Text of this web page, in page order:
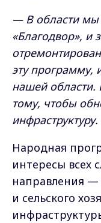
— В области мы
«Благодвор», и
эту программу,
нашей области.
тому, чтобы
инфраструктуру.
Народная
интересы всех
направления
и сельского